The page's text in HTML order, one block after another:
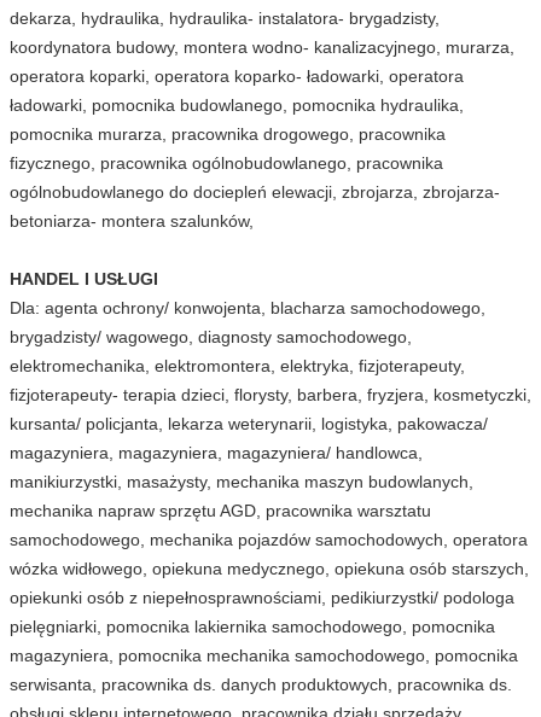
dekarza, hydraulika, hydraulika- instalatora- brygadzisty,
koordynatora budowy, montera wodno- kanalizacyjnego, murarza,
operatora koparki, operatora koparko- ładowarki, operatora
ładowarki, pomocnika budowlanego, pomocnika hydraulika,
pomocnika murarza, pracownika drogowego, pracownika
fizycznego, pracownika ogólnobudowlanego, pracownika
ogólnobudowlanego do dociepleń elewacji, zbrojarza, zbrojarza-
betoniarza- montera szalunków,
HANDEL I USŁUGI
Dla: agenta ochrony/ konwojenta, blacharza samochodowego,
brygadzisty/ wagowego, diagnosty samochodowego,
elektromechanika, elektromontera, elektryka, fizjoterapeuty,
fizjoterapeuty- terapia dzieci, florysty, barbera, fryzjera, kosmetyczki,
kursanta/ policjanta, lekarza weterynarii, logistyka, pakowacza/
magazyniera, magazyniera, magazyniera/ handlowca,
manikiurzystki, masażysty, mechanika maszyn budowlanych,
mechanika napraw sprzętu AGD, pracownika warsztatu
samochodowego, mechanika pojazdów samochodowych, operatora
wózka widłowego, opiekuna medycznego, opiekuna osób starszych,
opiekunki osób z niepełnosprawnościami, pedikiurzystki/ podologa
pielęgniarki, pomocnika lakiernika samochodowego, pomocnika
magazyniera, pomocnika mechanika samochodowego, pomocnika
serwisanta, pracownika ds. danych produktowych, pracownika ds.